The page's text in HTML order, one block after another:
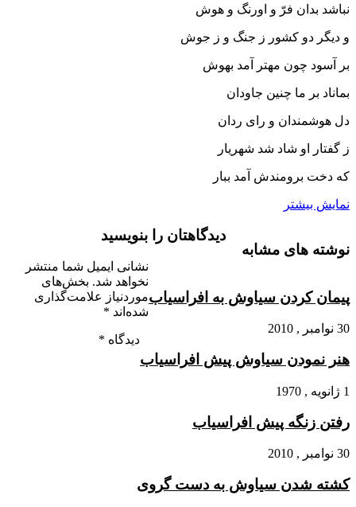
نباشد بدان فرّ و اورنگ و هوش‏
و دیگر دو کشور ز جنگ و ز جوش
بر آسود چون مهتر آمد بهوش‏
بماناد بر ما چنین جاودان
دل هوشمندان و راى ردان‏
ز گفتار او شاد شد شهریار
که دخت برومندش آمد ببار
نمایش بیشتر
نوشته های مشابه
پیمان کردن سیاوش به افراسیاب‏
30 نوامبر , 2010
هنر نمودن سیاوش پیش افراسیاب
1 ژانویه , 1970
رفتن زنگه پیش افراسیاب‏
30 نوامبر , 2010
کشته شدن سیاوش به دست گروى
دیدگاهتان را بنویسید
نشانی ایمیل شما منتشر
نخواهد شد. بخش‌های
موردنیاز علامت‌گذاری
شده‌اند *
دیدگاه *